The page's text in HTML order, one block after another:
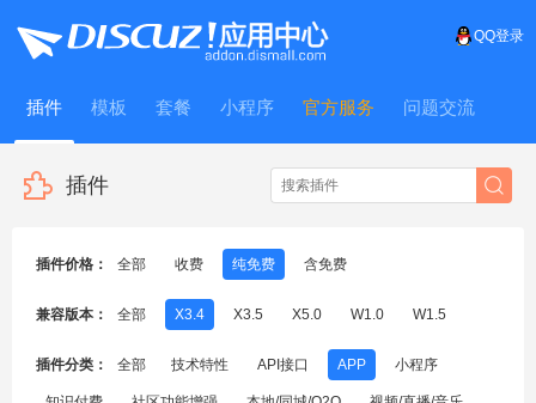
QQ登录
插件 模板 套餐 小程序 官方服务 问题交流
WitFrame
插件
插件价格： 全部 收费 纯免费 含免费
兼容版本： 全部 X3.4 X3.5 X5.0 W1.0 W1.5
插件分类： 全部 技术特性 API接口 APP 小程序